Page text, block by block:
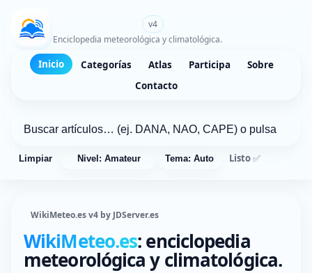
v4
Enciclopedia meteorológica y climatológica.
Inicio Categorías Atlas Participa
Sobre
Contacto
Limpiar Nivel: Amateur Tema: Auto Listo ✅
WikiMeteo.es v4 by JDServer.es
WikiMeteo.es: enciclopedia
meteorológica y climatológica.